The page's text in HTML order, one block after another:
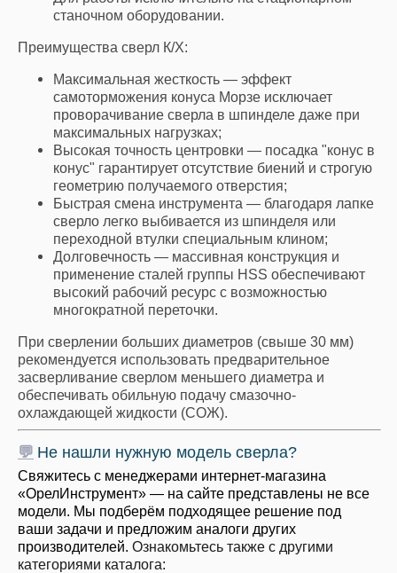
станочном оборудовании.
Преимущества сверл К/Х:
Максимальная жесткость — эффект
самоторможения конуса Морзе исключает
проворачивание сверла в шпинделе даже при
максимальных нагрузках;
Высокая точность центровки — посадка "конус в
конус" гарантирует отсутствие биений и строгую
геометрию получаемого отверстия;
Быстрая смена инструмента — благодаря лапке
сверло легко выбивается из шпинделя или
переходной втулки специальным клином;
Долговечность — массивная конструкция и
применение сталей группы HSS обеспечивают
высокий рабочий ресурс с возможностью
многократной переточки.
При сверлении больших диаметров (свыше 30 мм)
рекомендуется использовать предварительное
засверливание сверлом меньшего диаметра и
обеспечивать обильную подачу смазочно-
охлаждающей жидкости (СОЖ).
💬 Не нашли нужную модель сверла?
Свяжитесь с менеджерами интернет-магазина
«ОрелИнструмент» — на сайте представлены не все
модели. Мы подберём подходящее решение под
ваши задачи и предложим аналоги других
производителей. Ознакомьтесь также с другими
категориями каталога: